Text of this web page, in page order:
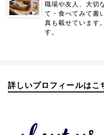
職場や友人、大切
て・食べてみて書
真も載せています
す。
詳しいプロフィールはこ